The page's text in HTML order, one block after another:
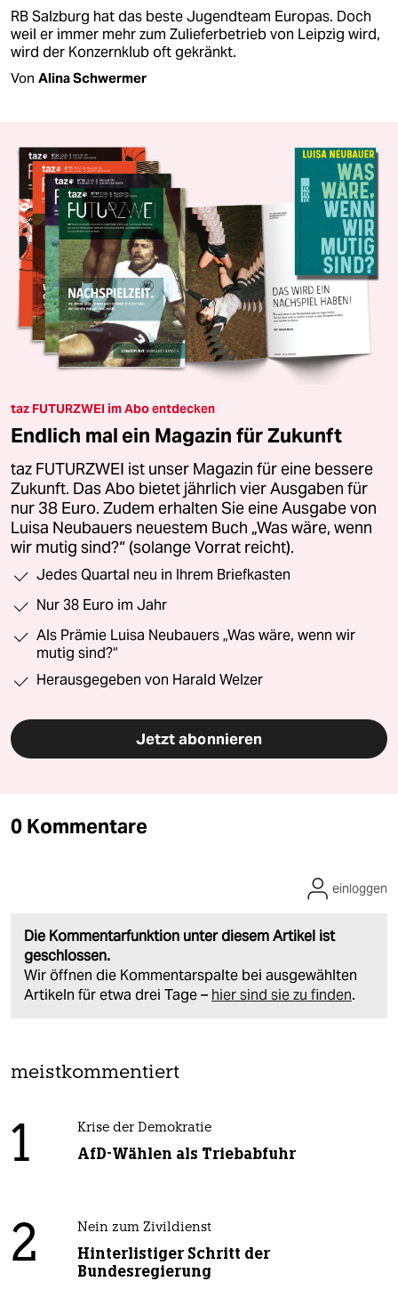
RB Salzburg hat das beste Jugendteam Europas. Doch
weil er immer mehr zum Zulieferbetrieb von Leipzig wird,
wird der Konzernklub oft gekränkt.
Von Alina Schwermer
taz FUTURZWEI im Abo entdecken
Endlich mal ein Magazin für Zukunft
taz FUTURZWEI ist unser Magazin für eine bessere
Zukunft. Das Abo bietet jährlich vier Ausgaben für
nur 38 Euro. Zudem erhalten Sie eine Ausgabe von
Luisa Neubauers neuestem Buch „Was wäre, wenn
wir mutig sind?“ (solange Vorrat reicht).
Jedes Quartal neu in Ihrem Briefkasten
Nur 38 Euro im Jahr
Als Prämie Luisa Neubauers „Was wäre, wenn wir
mutig sind?“
Herausgegeben von Harald Welzer
Jetzt abonnieren
0 Kommentare
Die Kommentarfunktion unter diesem Artikel ist
geschlossen.
Wir öffnen die Kommentarspalte bei ausgewählten
Artikeln für etwa drei Tage – hier sind sie zu finden.
einloggen
meistkommentiert
1 Krise der Demokratie
AfD-Wählen als Triebabfuhr
2 Nein zum Zivildienst
Hinterlistiger Schritt der
Bundesregierung